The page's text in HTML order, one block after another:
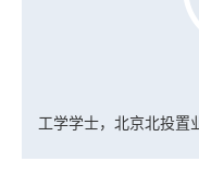
工学学士，北京北投置